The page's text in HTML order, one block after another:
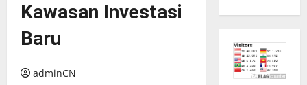
Kawasan Investasi
Baru
adminCN